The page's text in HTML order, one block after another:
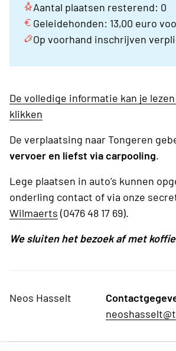
Aantal plaatsen resterend: 0
Geleidehonden: 13,00 euro
Op voorhand inschrijven
De volledige informatie kan je
klikken
De verplaatsing naar Tongeren
vervoer en liefst via carpooling.
Lege plaatsen in auto’s kunnen
onderling contact of via onze
Wilmaerts (0476 48 17 69).
We sluiten het bezoek af met
Neos Hasselt